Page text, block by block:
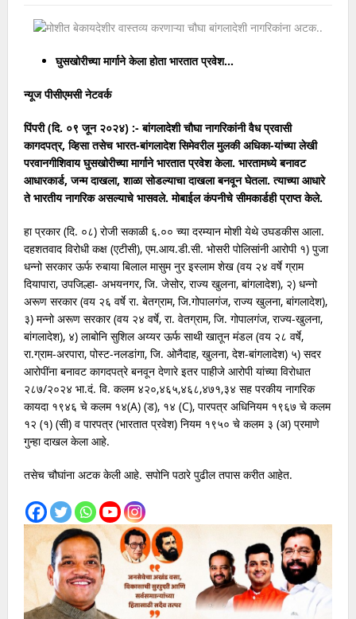
घुसखोरीच्या मार्गाने केला होता भारतात प्रवेश…
न्यूज पीसीएमसी नेटवर्क
पिंपरी (दि. ०९ जून २०२४) :- बांगलादेशी चौघा नागरिकांनी वैध प्रवासी
कागदपत्र, व्हिसा तसेच भारत-बांगलादेश सिमेवरील मुलकी अधिका-यांच्या लेखी
परवानगीशिवाय घुसखोरीच्या मार्गाने भारतात प्रवेश केला. भारतामध्ये बनावट
आधारकार्ड, जन्म दाखला, शाळा सोडल्याचा दाखला बनवून घेतला. त्याच्या आधारे
ते भारतीय नागरिक असल्याचे भासवले. मोबाईल कंपनीचे सीमकार्डही प्राप्त केले.
हा प्रकार (दि. ०८) रोजी सकाळी ६.०० च्या दरम्यान मोशी येथे उघडकीस आला.
दहशतवाद विरोधी कक्ष (एटीसी), एम.आय.डी.सी. भोसरी पोलिसांनी आरोपी १) पुजा
धन्नो सरकार ऊर्फ रुबाया बिलाल मासुम नुर इस्लाम शेख (वय २४ वर्षे ग्राम
दियापारा, उपजिल्हा- अभयनगर, जि. जेसोर, राज्य खुलना, बांगलादेश), २) धन्नो
अरूण सरकार (वय २६ वर्षे रा. बेतग्राम, जि.गोपालगंज, राज्य खुलना, बांगलादेश),
३) मन्नो अरूण सरकार (वय २४ वर्षे, रा. वेतग्राम, जि. गोपालगंज, राज्य-खुलना,
बांगलादेश), ४) लाबोनि सुशिल अय्यर ऊर्फ साथी खातून मंडल (वय २८ वर्षे,
रा.ग्राम-अरपारा, पोस्ट-नलडांगा, जि. ओनैदाह, खुलना, देश-बांगलादेश) ५) सदर
आरोपींना बनावट कागदपत्रे बनवून देणारे इतर पाहीजे आरोपी यांच्या विरोधात
२८७/२०२४ भा.दं. वि. कलम ४२०,४६५,४६८,४७१,३४ सह परकीय नागरिक
कायदा १९४६ चे कलम १४(A) (ड), १४ (C), पारपत्र अधिनियम १९६७ चे कलम
१२ (१) (सी) व पारपत्र (भारतात प्रवेश) नियम १९५० चे कलम ३ (अ) प्रमाणे
गुन्हा दाखल केला आहे.
तसेच चौघांना अटक केली आहे. सपोनि पठारे पुढील तपास करीत आहेत.